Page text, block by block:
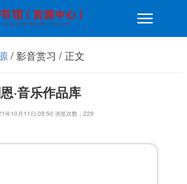
切
换
/ 影音赏习 / 正文
·音乐作品库
年10月11日 09:50 浏览次数： 229